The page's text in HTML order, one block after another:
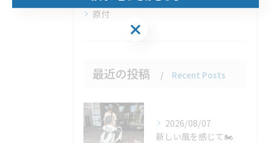
原付
最近の投稿 Recent Posts
2026/08/07
新しい風を感じて🏍️